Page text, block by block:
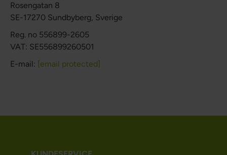
Rosengatan 8
SE-17270 Sundbyberg, Sverige
Reg. no 556899-2605
VAT: SE556899260501
E-mail: [email protected]